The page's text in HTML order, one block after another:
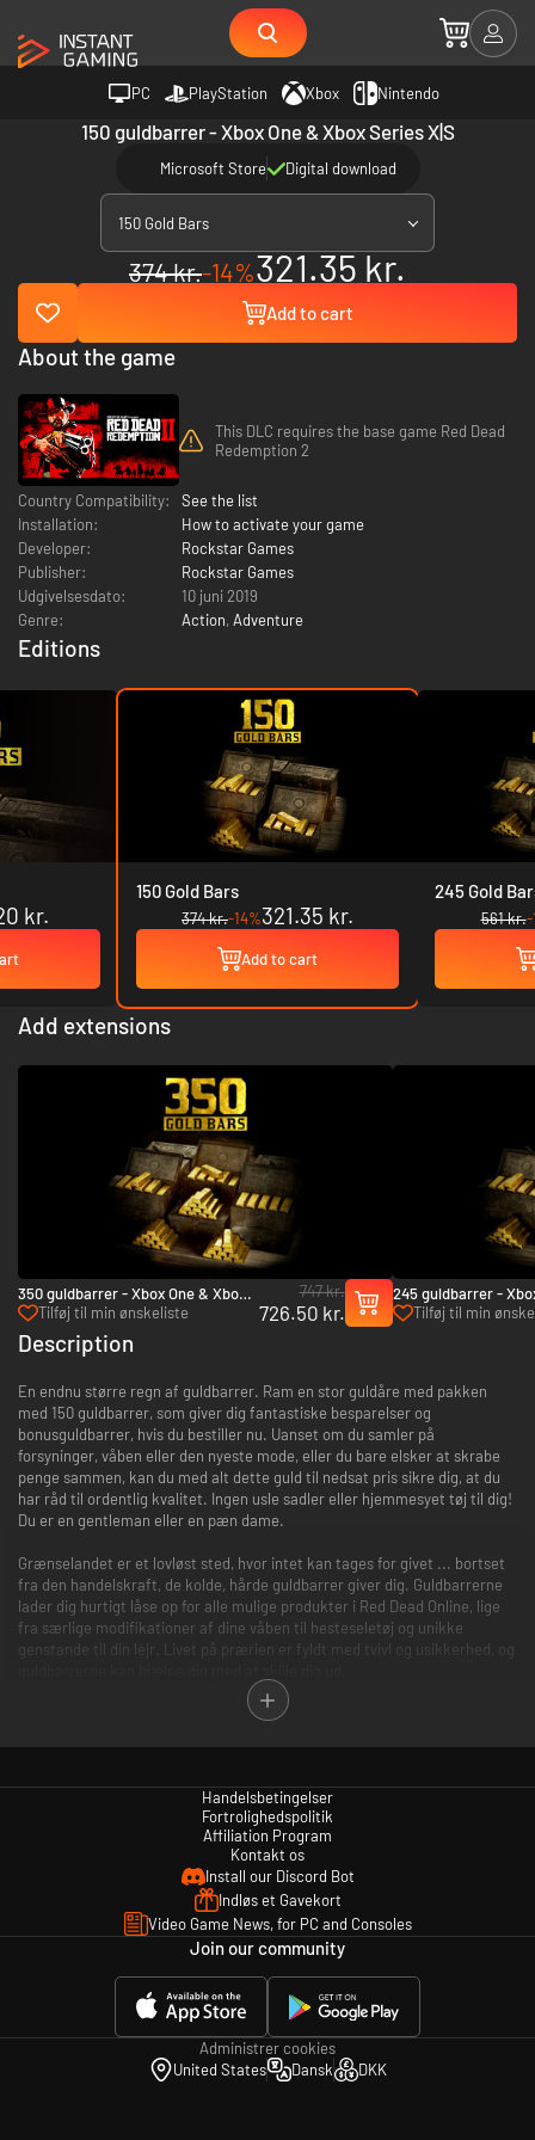
PC PlayStation Xbox Nintendo
150 guldbarrer - Xbox One & Xbox Series X|S
Microsoft Store Digital download
150 Gold Bars
374 kr.-14%321.35 kr.
Add to cart
About the game
This DLC requires the base game Red Dead
Redemption 2
Country Compatibility:
See the list
Installation:
How to activate your game
Developer:
Rockstar Games
Publisher:
Rockstar Games
Udgivelsesdato:
10 juni 2019
Genre:
Action, Adventure
Editions
kr.
150 Gold Bars
374 kr.-14%321.35 kr.
Add to cart
245 Gold
561 kr.-
Add extensions
350 guldbarrer - Xbox One & Xbox
Series X|S
Tilføj til min ønskeliste
747 kr.
726.50 kr.
245 guldbarrer -
Series X|S
Tilføj til min
Description
En endnu større regn af guldbarrer. Ram en stor guldåre med pakken
med 150 guldbarrer, som giver dig fantastiske besparelser og
bonusguldbarrer, hvis du bestiller nu. Uanset om du samler på
forsyninger, våben eller den nyeste mode, eller du bare elsker at skrabe
penge sammen, kan du med alt dette guld til nedsat pris sikre dig, at du
har råd til ordentlig kvalitet. Ingen usle sadler eller hjemmesyet tøj til dig!
Du er en gentleman eller en pæn dame.
Grænselandet er et lovløst sted, hvor intet kan tages for givet ... bortset
fra den handelskraft, de kolde, hårde guldbarrer giver dig. Guldbarrerne
lader dig hurtigt låse op for alle mulige produkter i Red Dead Online, lige
fra særlige modifikationer af dine våben til hesteseletøj og unikke
genstande til din lejr. Livet på prærien er fyldt med tvivl og usikkerhed, og
Visse begrænsninger gælder for køb, brug og indløsning. Se
Handelsbetingelser
Fortrolighedspolitik
Affiliation Program
Kontakt os
Install our Discord Bot
Indløs et Gavekort
Video Game News, for PC and Consoles
Join our community
Administrer cookies
United States
Dansk DKK